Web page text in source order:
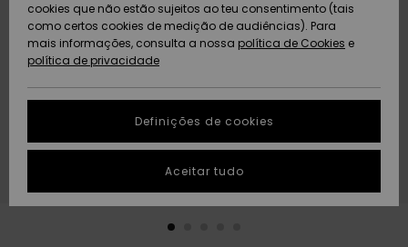
Artigos
recém-
chegados
Coleções
Artigos
recém-
chegados
Highlights
Community
AJUDA
Protecção de
dados
Guia de
tamanhos
conversa para
obteres a
resposta mais
rápida à tua
SUSTAINABILITY
PRESENTE
cookies que não estão sujeitos ao teu consentimento (tais
como certos cookies de medição de audiências). Para
mais informações, consulta a nossa política de Cookies e
política de privacidade
Definições de cookies
Aceitar tudo